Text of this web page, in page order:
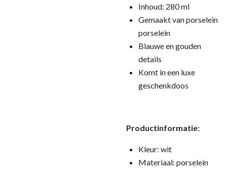
Inhoud: 280 ml
Gemaakt van porselein
porselein
Blauwe en gouden
details
Komt in een luxe
geschenkdoos
Productinformatie:
Kleur: wit
Materiaal: porselein